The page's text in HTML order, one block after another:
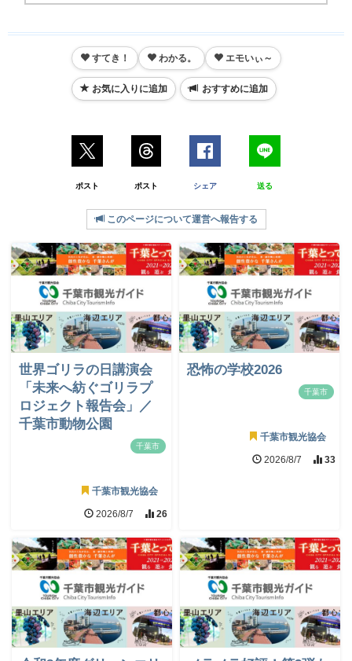
すてき！ わかる。 エモいぃ～
お気に入りに追加 おすすめに追加
ポスト ポスト シェア 送る
このページについて運営へ報告する
世界ゴリラの日講演会
「未来へ紡ぐゴリラプ
ロジェクト報告会」／
千葉市動物公園
千葉市
千葉市観光協会
2026/8/7 26
恐怖の学校2026
千葉市
千葉市観光協会
2026/8/7 33